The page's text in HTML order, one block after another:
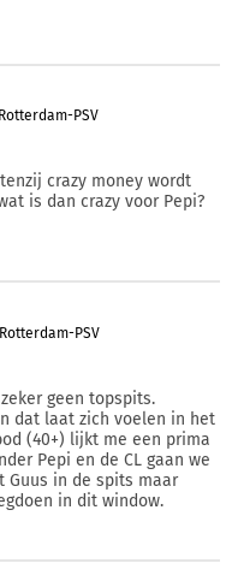
PSV
crazy money wordt
is dan crazy voor Pepi?
PSV
geen topspits.
dat laat zich voelen in het
(40+) lijkt me een prima
Pepi en de CL gaan we
Guus in de spits maar
in dit window.